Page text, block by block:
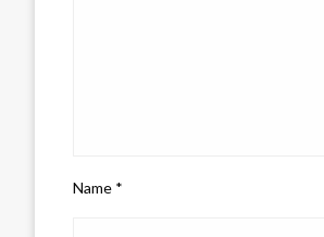
Name *